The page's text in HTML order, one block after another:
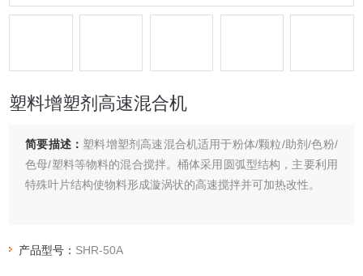
塑料增塑剂高速混合机
简要描述： 塑料增塑剂高速混合机适用于粉体/颗粒/助剂/色粉/
色母/塑料等物料的混合搅拌。桶体采用圆弧型结构，主要利用
特殊叶片结构使物料形成漩涡状的高速搅拌并可加热改性。
产品型号： SHR-50A